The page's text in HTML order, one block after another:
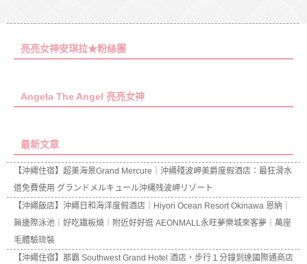
亮亮女神安琪拉★粉絲團
Angela The Angel 亮亮女神
最新文章
【沖繩住宿】超美海景Grand Mercure｜沖繩殘波岬美爵度假酒店：最狂滑水
道免費使用 グランドメルキュール沖縄残波岬リゾート
【沖繩飯店】沖繩日和海洋度假酒店｜Hiyori Ocean Resort Okinawa 恩納｜
無邊際泳池｜好吃鐵板燒｜附近好好逛 AEONMALL永旺夢樂城來客夢｜萬座
毛體驗琉裝
【沖繩住宿】那霸 Southwest Grand Hotel 酒店，步行１分鐘到達國際通商店